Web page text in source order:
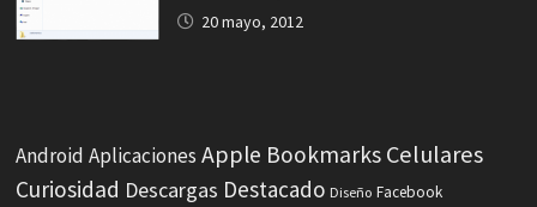
20 mayo, 2012
Android Aplicaciones Apple Bookmarks Celulares
Curiosidad Descargas Destacado Diseño Facebook